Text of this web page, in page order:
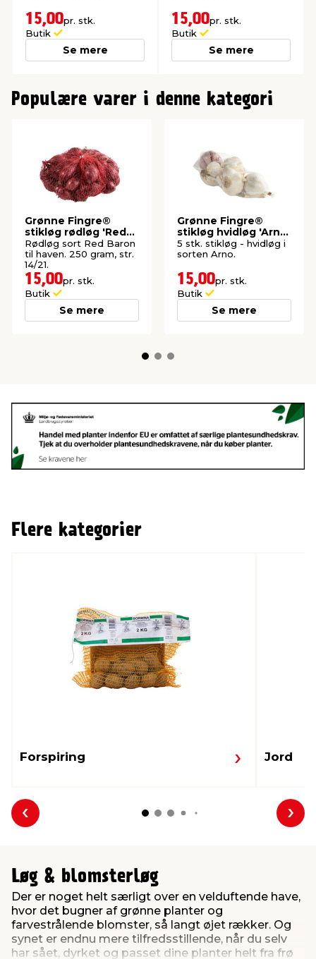
15,00pr. stk.
Butik
Se mere
15,00pr. stk.
Butik
Se mere
Populære varer i denne kategori
Grønne Fingre®
stikløg rødløg 'Red
Baron' 250 g
Rødløg sort Red Baron
til haven. 250 gram, str.
14/21.
15,00pr. stk.
Butik
Se mere
Grønne Fingre®
stikløg hvidløg 'Arno'
5 stk.
5 stk. stikløg - hvidløg i
sorten Arno.
15,00pr. stk.
Butik
Se mere
Flere kategorier
Forspiring Jord
Forrige
Løg & blomsterløg
Der er noget helt særligt over en velduftende have,
hvor det bugner af grønne planter og
farvestrålende blomster, så langt øjet rækker. Og
synet er endnu mere tilfredsstillende, når du selv
har sået, dyrket og passet dine planter helt fra frø